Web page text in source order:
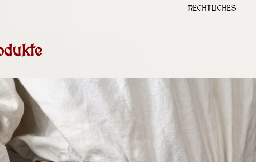
hochwertiges
Klassiker in
Durch die
sich an Gürteln
bis zu 68mm
Verschlossen
echten
deutscher Jagd.
RECHTLICHES
keine